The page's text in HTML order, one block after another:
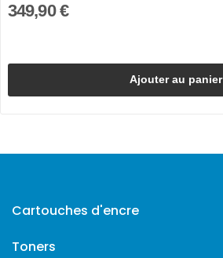
349,90 €
Ajouter au panier
Cartouches d'encre
Toners